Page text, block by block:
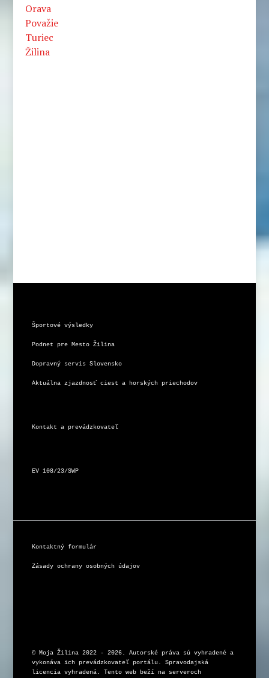
Orava
Považie
Turiec
Žilina
Športové výsledky
Podnet pre Mesto Žilina
Dopravný servis Slovensko
Aktuálna zjazdnosť ciest a horských priechodov
Kontakt a prevádzkovateľ
EV 108/23/SWP
Kontaktný formulár
Zásady ochrany osobných údajov
© Moja Žilina 2022 - 2026. Autorské práva sú vyhradené a
vykonáva ich prevádzkovateľ portálu. Spravodajská
licencia vyhradená. Tento web beží na serveroch